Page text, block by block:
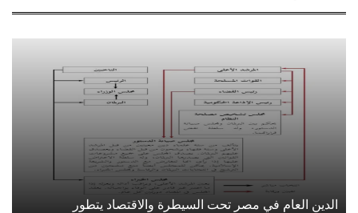
الدين العام في مصر تحت السيطرة والاقتصاد يتطور